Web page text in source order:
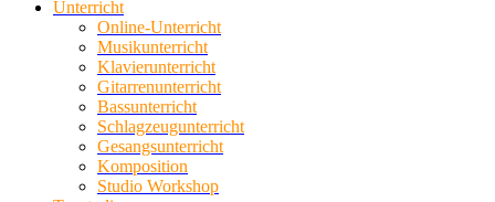
Unterricht
Online-Unterricht
Musikunterricht
Klavierunterricht
Gitarrenunterricht
Bassunterricht
Schlagzeugunterricht
Gesangsunterricht
Komposition
Studio Workshop